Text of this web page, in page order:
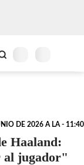
DE 2026 A LA - 11:40
Haaland:
al jugador"